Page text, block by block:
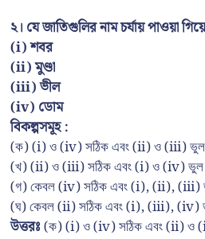
২। যে জাতিগুলির নাম চর্যায় পাওয়া
(i) শবর
(ii) মুণ্ডা
(iii) ভীল
(iv) ডোম
বিকল্পসমূহ :
(ক) (i) ও (iv) সঠিক এবং (ii) ও (iii) ভুল
(খ) (ii) ও (iii) সঠিক এবং (i) ও (iv) ভুল
(গ) কেবল (iv) সঠিক এবং (i), (ii), (iii)
(ঘ) কেবল (ii) সঠিক এবং (i), (iii), (iv)
উত্তরঃ(ক) (i) ও (iv) সঠিক এবং (ii) ও